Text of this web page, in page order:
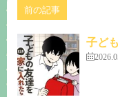
前の記事
子ど